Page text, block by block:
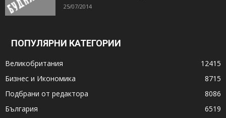
25/07/2014
ПОПУЛЯРНИ КАТЕГОРИИ
Великобритания
12415
Бизнес и Икономика
8715
Подбрани от редактора
8086
България
6519